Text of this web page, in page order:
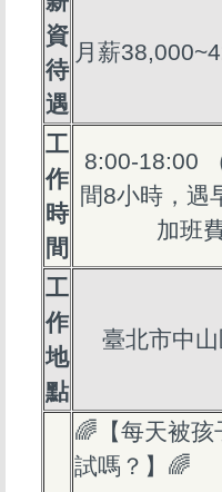
資
待
遇
月薪
工
作
時
間
8:00-18:00
間8小時，遇
加班
工
作
地
點
臺北市中
🌈【每天被孩
試嗎？】🌈